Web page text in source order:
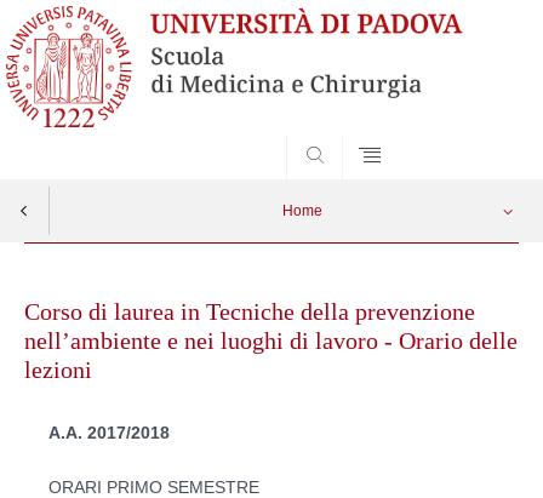
Home
contentCorso di laurea in Tecniche della prevenzione
nell’ambiente e nei luoghi di lavoro - Orario delle
lezioni
A.A. 2017/2018
ORARI PRIMO SEMESTRE